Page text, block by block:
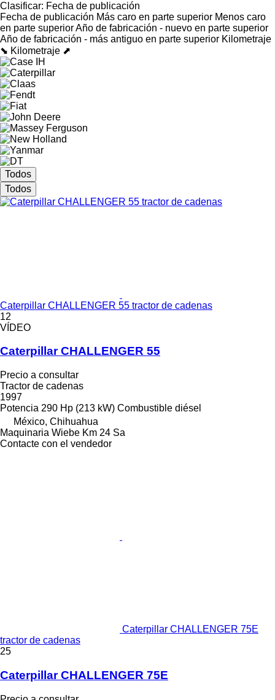
Clasificar: Fecha de publicación
Fecha de publicación Más caro en parte superior Menos caro
en parte superiorAño de fabricación - nuevo en parte superior
Año de fabricación - más antiguo en parte superior Kilometraje
⬊ Kilometraje ⬈
Todos
Todos
Caterpillar CHALLENGER 55 tractor de cadenas
12
VÍDEO
Caterpillar CHALLENGER 55
Precio a consultar
Tractor de cadenas
1997
Potencia 290 Hp (213 kW) Combustible diésel
México, Chihuahua
Maquinaria Wiebe Km 24 Sa
Contacte con el vendedor
Caterpillar CHALLENGER 75E
tractor de cadenas
25
Caterpillar CHALLENGER 75E